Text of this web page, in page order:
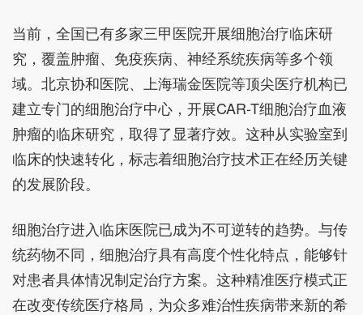
当前，全国已有多家三甲医院开展细胞治疗临床研
究，覆盖肿瘤、免疫疾病、神经系统疾病等多个领
域。北京协和医院、上海瑞金医院等顶尖医疗机构已
建立专门的细胞治疗中心，开展CAR-T细胞治疗血液
肿瘤的临床研究，取得了显著疗效。这种从实验室到
临床的快速转化，标志着细胞治疗技术正在经历关键
的发展阶段。
细胞治疗进入临床医院已成为不可逆转的趋势。与传
统药物不同，细胞治疗具有高度个性化特点，能够针
对患者具体情况制定治疗方案。这种精准医疗模式正
在改变传统医疗格局，为众多难治性疾病带来新的希